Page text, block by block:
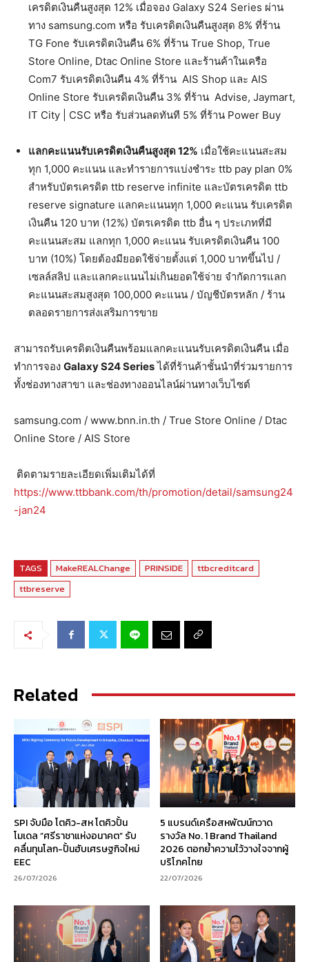
เครดิตเงินคืนสูงสุด 12% เมื่อจอง Galaxy S24 Series ผ่าน
ทาง samsung.com หรือ รับเครดิตเงินคืนสูงสุด 8% ที่ร้าน
TG Fone รับเครดิตเงินคืน 6% ที่ร้าน True Shop, True
Store Online, Dtac Online Store และร้านค้าในเครือ
Com7 รับเครดิตเงินคืน 4% ที่ร้าน AIS Shop และ AIS
Online Store รับเครดิตเงินคืน 3% ที่ร้าน Advise, Jaymart,
IT City | CSC หรือ รับส่วนลดทันที 5% ที่ร้าน Power Buy
แลกคะแนนรับเครดิตเงินคืนสูงสุด12% เมื่อใช้คะแนนสะสม
ทุก 1,000 คะแนน และทำรายการแบ่งชำระ ttb pay plan 0%
สำหรับบัตรเครดิต ttb reserve infinite และบัตรเครดิต ttb
reserve signature แลกคะแนนทุก 1,000 คะแนน รับเครดิต
เงินคืน 120 บาท (12%) บัตรเครดิต ttb อื่น ๆ ประเภทที่มี
คะแนนสะสม แลกทุก 1,000 คะแนน รับเครดิตเงินคืน 100
บาท (10%) โดยต้องมียอดใช้จ่ายตั้งแต่ 1,000 บาทขึ้นไป /
เซลล์สลิป และแลกคะแนนไม่เกินยอดใช้จ่าย จำกัดการแลก
คะแนนสะสมสูงสุด 100,000 คะแนน / บัญชีบัตรหลัก / ร้าน
ตลอดรายการส่งเสริมการขาย
สามารถรับเครดิตเงินคืนพร้อมแลกคะแนนรับเครดิตเงินคืน เมื่อ
ทำการจอง Galaxy S24 Seriesได้ที่ร้านค้าชั้นนำที่ร่วมรายการ
ทั้งช่องทางสาขา และช่องทางออนไลน์ผ่านทางเว็บไซต์
samsung.com / www.bnn.in.th / True Store Online / Dtac
Online Store / AIS Store
ติดตามรายละเอียดเพิ่มเติมได้ที่
https://www.ttbbank.com/th/promotion/detail/samsung24
-jan24
TAGS MakeREALChange PRINSIDE
ttbcreditcard
ttbreserve
Related
SPI จับมือ โตคิว-สห โตคิวปั้น
โมเดล “ศรีราชาแห่งอนาคต” รับ
คลื่นทุนโลก-ปั้นฮับเศรษฐกิจใหม่
EEC
26/07/2026
5 แบรนด์เครือสหพัฒน์กวาด
รางวัล No. 1 Brand Thailand
2026 ตอกย้ำความไว้วางใจจากผู้
บริโภคไทย
22/07/2026